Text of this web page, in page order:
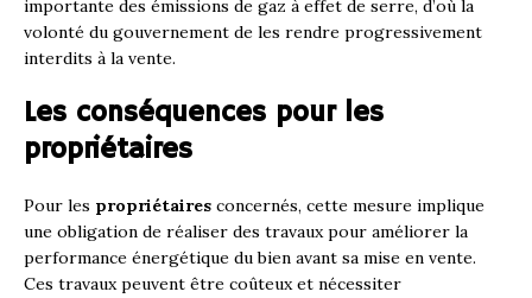
importante des émissions de gaz à effet de serre, d’où la
volonté du gouvernement de les rendre progressivement
interdits à la vente.
Les conséquences pour les
propriétaires
Pour les propriétaires concernés, cette mesure implique
une obligation de réaliser des travaux pour améliorer la
performance énergétique du bien avant sa mise en vente.
Ces travaux peuvent être coûteux et nécessiter